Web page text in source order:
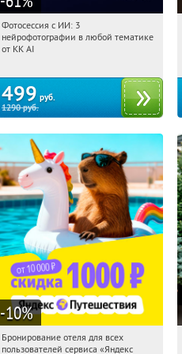
10:37:48
Россия
Фотосессия с ИИ: 3
нейрофотографии в любой тематике
от KK AI
499 руб.
1290руб.
-10%
10:37:48 Получили:
Бронирование отеля для всех
пользователей сервиса «Яндекс